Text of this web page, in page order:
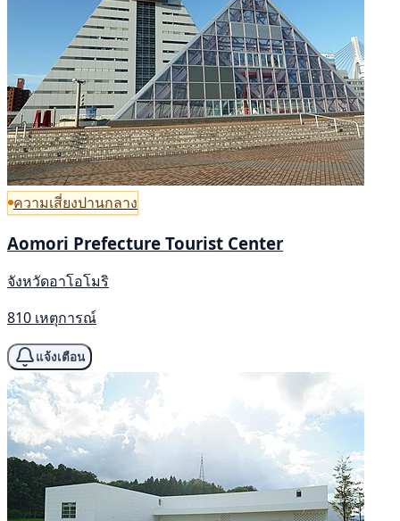
ความเสี่ยงปานกลาง
Aomori Prefecture Tourist Center
จังหวัดอาโอโมริ
810 เหตุการณ์
แจ้งเตือน